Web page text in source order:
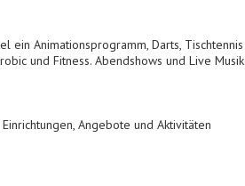
Animationsprogramm, Darts, Tischtennis
und Fitness. Abendshows und Live Musik
Angebote und Aktivitäten